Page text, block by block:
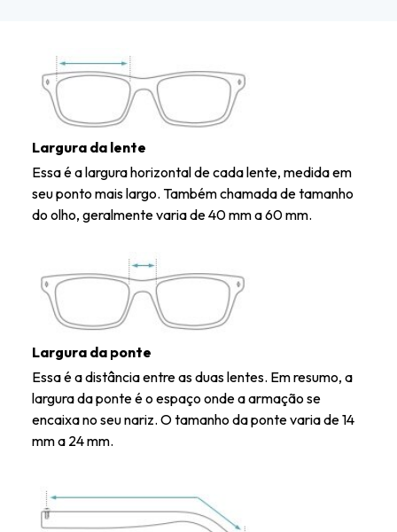
Largura da lente
Essa é a largura horizontal de cada lente, medida em
seu ponto mais largo. Também chamada de tamanho
do olho, geralmente varia de 40 mm a 60 mm.
Largura da ponte
Essa é a distância entre as duas lentes. Em resumo, a
largura da ponte é o espaço onde a armação se
encaixa no seu nariz. O tamanho da ponte varia de 14
mm a 24 mm.